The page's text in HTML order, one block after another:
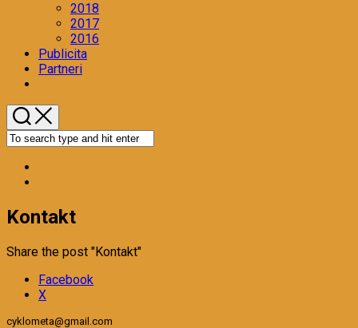
2018
2017
2016
Publicita
Partneri
Kontakt
Share the post "Kontakt"
Facebook
X
cyklometa@gmail.com